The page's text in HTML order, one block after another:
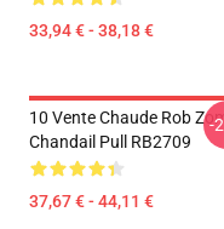
33,94 € - 38,18 €
10 Vente Chaude Rob
Chandail Pull RB2709
37,67 € - 44,11 €
-